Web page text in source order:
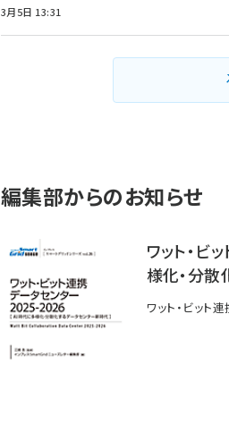
3月5日 13:31
編集部からのお知らせ
ワット・
様化・分
ワット・ビット